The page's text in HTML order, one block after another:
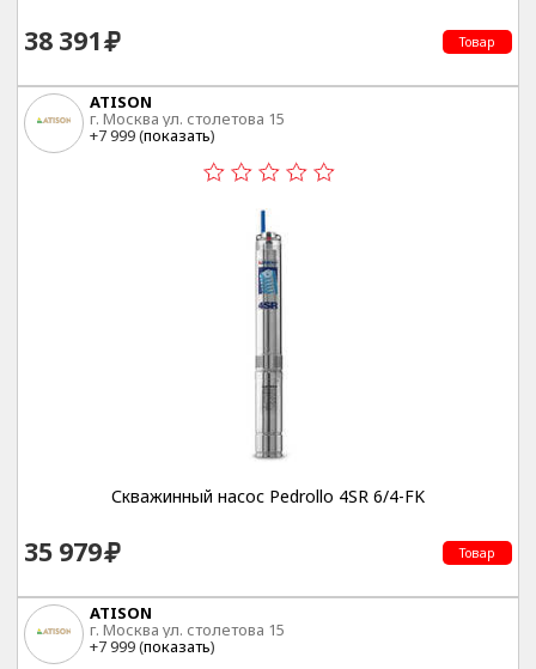
38 391 Товар
ATISON
г. Москва ул. столетова 15
+7 999 (показать)
Скважинный насос Pedrollo 4SR 6/4-FK
35 979 Товар
ATISON
г. Москва ул. столетова 15
+7 999 (показать)